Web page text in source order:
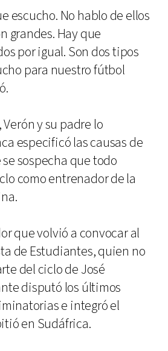
escucho. No hablo de ellos
grandes. Hay que
por igual. Son dos tipos
para nuestro fútbol
y su padre lo
especificó las causas de
sospecha que todo
como entrenador de la
que volvió a convocar al
de Estudiantes, quien no
del ciclo de José
disputó los últimos
e integró el
en Sudáfrica.